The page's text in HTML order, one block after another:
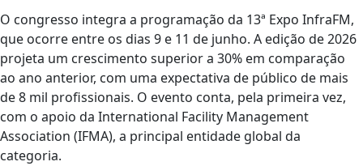
O congresso integra a programação da 13ª Expo InfraFM,
que ocorre entre os dias 9 e 11 de junho. A edição de 2026
projeta um crescimento superior a 30% em comparação
ao ano anterior, com uma expectativa de público de mais
de 8 mil profissionais. O evento conta, pela primeira vez,
com o apoio da International Facility Management
Association (IFMA), a principal entidade global da
categoria.